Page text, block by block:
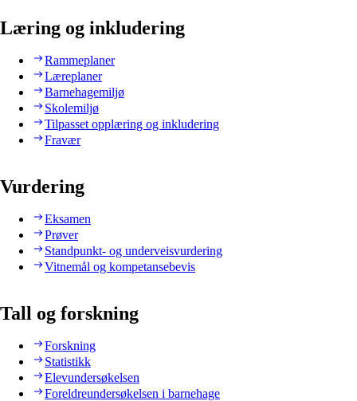
Læring og inkludering
Rammeplaner
Læreplaner
Barnehagemiljø
Skolemiljø
Tilpasset opplæring og inkludering
Fravær
Vurdering
Eksamen
Prøver
Standpunkt- og underveisvurdering
Vitnemål og kompetansebevis
Tall og forskning
Forskning
Statistikk
Elevundersøkelsen
Foreldreundersøkelsen i barnehage